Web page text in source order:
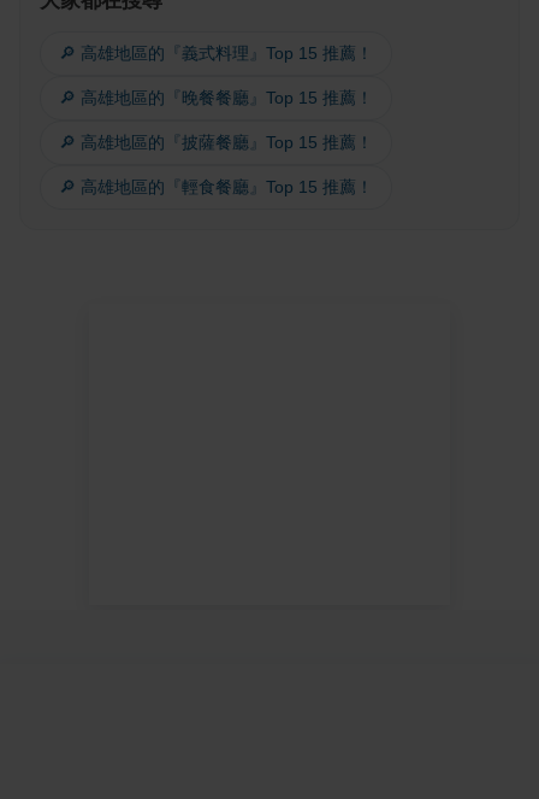
🔎 高雄地區的『義式料理』Top 15 推薦！
🔎 高雄地區的『晚餐餐廳』Top 15 推薦！
🔎 高雄地區的『披薩餐廳』Top 15 推薦！
🔎 高雄地區的『輕食餐廳』Top 15 推薦！